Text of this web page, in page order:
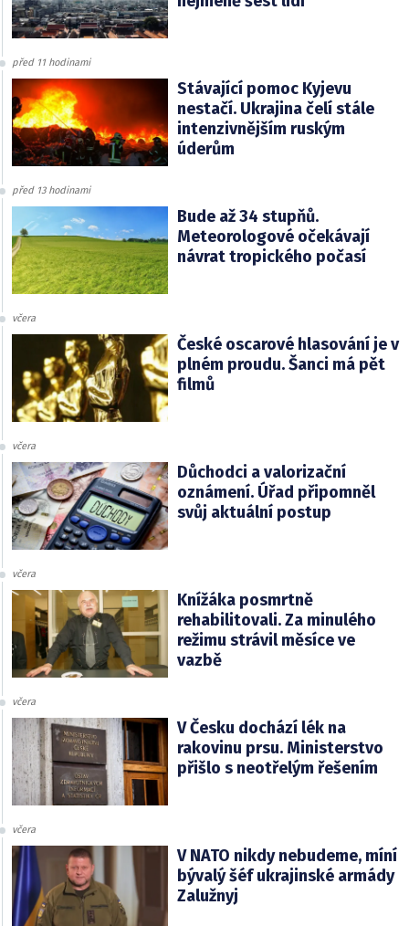
před 11 hodinami
Stávající pomoc Kyjevu
nestačí. Ukrajina čelí stále
intenzivnějším ruským
úderům
před 13 hodinami
Bude až 34 stupňů.
Meteorologové očekávají
návrat tropického počasí
včera
České oscarové hlasování je v
plném proudu. Šanci má pět
filmů
včera
Důchodci a valorizační
oznámení. Úřad připomněl
svůj aktuální postup
včera
Knížáka posmrtně
rehabilitovali. Za minulého
režimu strávil měsíce ve
vazbě
včera
V Česku dochází lék na
rakovinu prsu. Ministerstvo
přišlo s neotřelým řešením
včera
V NATO nikdy nebudeme, míní
bývalý šéf ukrajinské armády
Zalužnyj